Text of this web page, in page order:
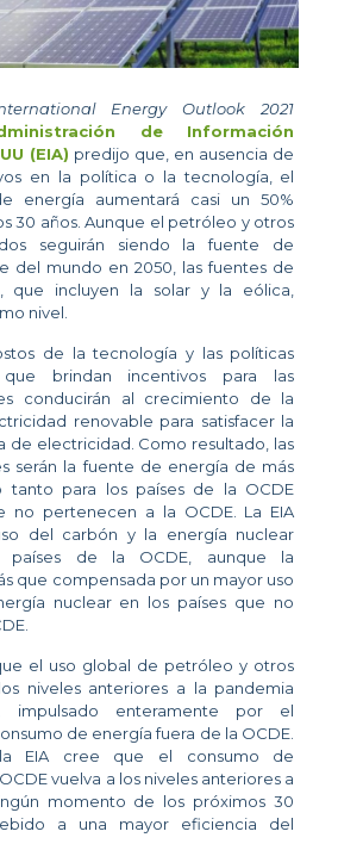
Energy Outlook 2021
de Información
(EIA) predijo que, en ausencia de
en la política o la tecnología, el
energía aumentará casi un 50%
30 años. Aunque el petróleo y otros
seguirán siendo la fuente de
del mundo en 2050, las fuentes de
que incluyen la solar y la eólica,
nivel.
de la tecnología y las políticas
que brindan incentivos para las
conducirán al crecimiento de la
renovable para satisfacer la
de electricidad. Como resultado, las
serán la fuente de energía de más
tanto para los países de la OCDE
no pertenecen a la OCDE. La EIA
del carbón y la energía nuclear
países de la OCDE, aunque la
que compensada por un mayor uso
nuclear en los países que no
el uso global de petróleo y otros
niveles anteriores a la pandemia
impulsado enteramente por el
de energía fuera de la OCDE.
EIA cree que el consumo de
vuelva a los niveles anteriores a
momento de los próximos 30
a una mayor eficiencia del